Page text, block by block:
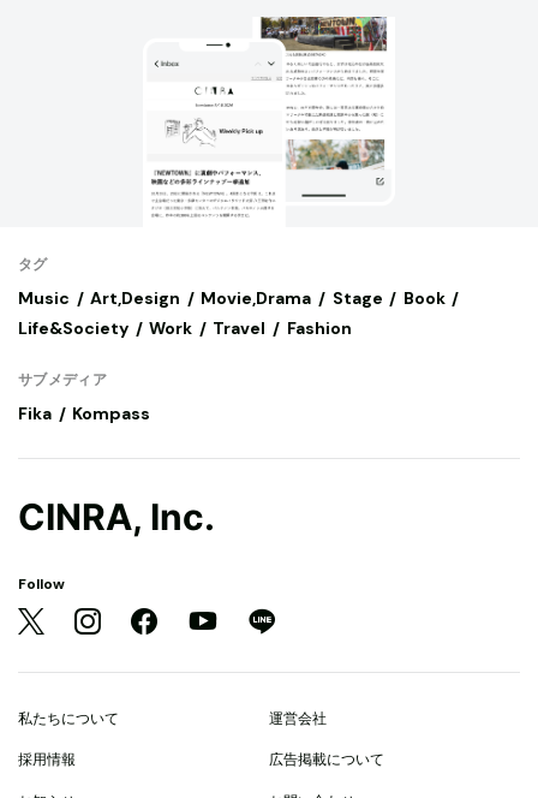
タグ
Music Art,Design Movie,Drama Stage
Book
Life&Society
Work Travel Fashion
サブメディア
Fika Kompass
CINRA, Inc.
Follow
私たちについて 運営会社
採用情報 広告掲載について